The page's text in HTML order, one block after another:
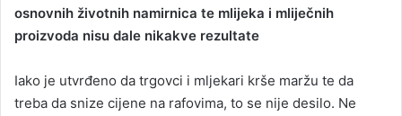
a
n
osnovnih životnih namirnica te mlijeka i mliječnih
proizvoda nisu dale nikakve rezultate
Iako je utvrđeno da trgovci i mljekari krše maržu te da
treba da snize cijene na rafovima, to se nije desilo. Ne